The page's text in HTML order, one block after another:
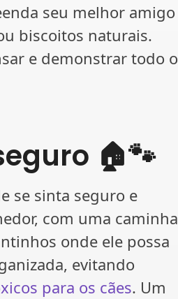
seu melhor amigo
biscoitos naturais.
e demonstrar todo o
🏠🐾
se sinta seguro e
com uma caminha
onde ele possa
evitando
para os cães. Um